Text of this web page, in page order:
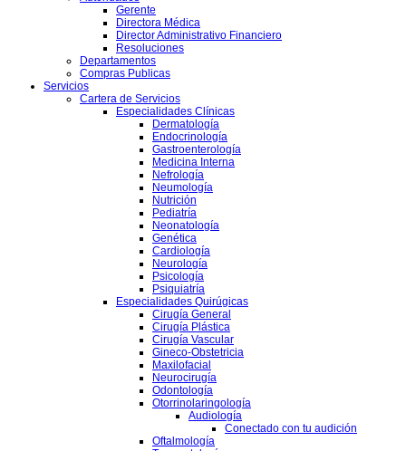
Gerente
Directora Médica
Director Administrativo Financiero
Resoluciones
Departamentos
Compras Publicas
Servicios
Cartera de Servicios
Especialidades Clínicas
Dermatología
Endocrinología
Gastroenterología
Medicina Interna
Nefrología
Neumología
Nutrición
Pediatría
Neonatología
Genética
Cardiología
Neurología
Psicología
Psiquiatría
Especialidades Quirúgicas
Cirugía General
Cirugía Plástica
Cirugía Vascular
Gineco-Obstetricia
Maxilofacial
Neurocirugía
Odontología
Otorrinolaringología
Audiología
Conectado con tu audición
Oftalmología